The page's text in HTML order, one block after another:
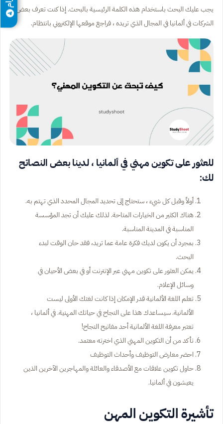
يجب عليك البحث باستخدام هذه الكلمة الرئيسية بالبحث. إذا كنت تعرف بعض
الشركات في ألمانيا في المجال الذي تريده ، فراجع موقعها الإلكتروني بانتظام.
للعثور على تكوين مهني في ألمانيا ، لدينا بعض النصائح
لك:
أولاً وقبل كل شيء ، ستحتاج إلى تحديد المجال المحدد الذي تهتم به.
هناك الكثير من الخيارات المتاحة. لذلك عليك أن تجد المؤسسة
المناسبة في المدينة المناسبة.
بمجرد أن يكون لديك فكرة عامة عما تريد، فقد حان الوقت لبدء
البحث.
يمكن العثور على تكوين مهني عبر الإنترنت أو في بعض الأحيان في
وسائل الإعلام.
تعلم اللغة الألمانية قدر الإمكان إذا كانت لغتك الأولى ليست
الألمانية. سيساعدك هذا على النجاح في حياتك المهنية. في ألمانيا ،
تعتبر معرفة اللغة الألمانية أحد مفاتيح النجاح!
تأكد من أن التكوين المهني الذي اخترته معتمد.
احضر معارض التوظيف وأحداث التوظيف
حاول تكوين علاقات مع الأصدقاء والعائلة والمهاجرين الآخرين الذين
يعيشون في ألمانيا.
تأشيرة التكوين المهن